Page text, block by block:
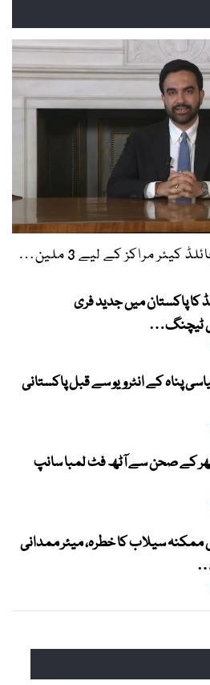
مراکز کے لیے 3 ملین…
کا پاکستان میں جدید فری
ٹیچنگ…
پناہ کے انٹرویو سے قبل پاکستانی
کے صحن سے آٹھ فٹ لمبا سانپ
ممکنہ سیلاب کا خطرہ، میئر ممدانی